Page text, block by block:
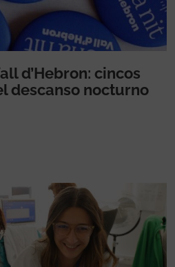
d’Hebron: cincos
descanso nocturno